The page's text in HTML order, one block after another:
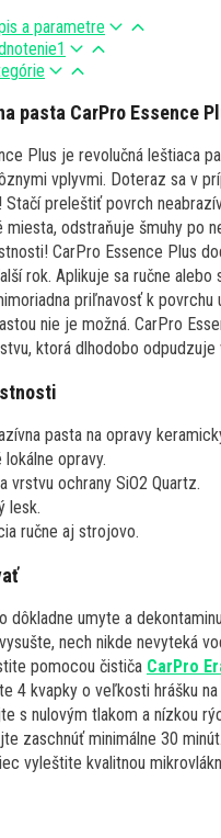
a parametre
1
pasta CarPro Essence
Plus je revolučná leštiaca
vplyvmi. Doteraz sa v
preleštiť povrch
miesta, odstraňuje šmuhy po
CarPro Essence Plus
rok. Aplikuje sa ručne
priľnavosť k
nie je možná. CarPro
ktorá dlhodobo
pasta na opravy
lokálne opravy.
vrstvu ochrany SiO2 Quartz.
lesk.
ručne aj strojovo.
dôkladne umyte a
nech nikde nevyteká
pomocou čističa CarPro
4 kvapky o veľkosti hrášku
s nulovým tlakom a nízkou
zaschnúť minimálne 30 minút.
vyleštite kvalitnou